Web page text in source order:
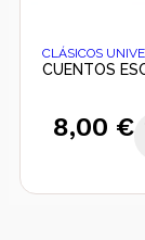
CLÁSICOS
CUENTOS
8,00 €